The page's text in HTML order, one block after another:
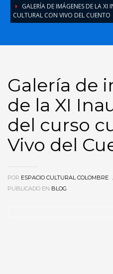
GALERÍA DE IMÁGENES DE LA
CULTURAL CON VIVO DEL CUENTO
Galería de
de la XI
del curso
Vivo del
POR ESPACIO CULTURAL COLOMBRE
PUBLICADO EN BLOG